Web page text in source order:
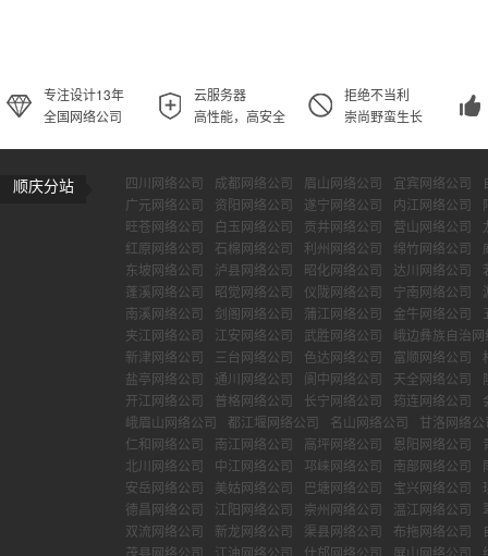
专注设计13年
全国网络公司
云服务器
高性能，高安全
拒绝不当利
崇尚野蛮生长
顺庆分站 四川网络公司 成都网络公司 眉山网络公司 宜宾网络公司
广元网络公司
资阳网络公司 遂宁网络公司 内江网络公司
旺苍网络公司
白玉网络公司 贡井网络公司 营山网络公司
红原网络公司
石棉网络公司 利州网络公司 绵竹网络公司
东坡网络公司
泸县网络公司 昭化网络公司 达川网络公司
蓬溪网络公司
昭觉网络公司 仪陇网络公司 宁南网络公司
南溪网络公司
剑阁网络公司 蒲江网络公司 金牛网络公司
夹江网络公司
江安网络公司 武胜网络公司
峨边彝族自治网
新津网络公司
三台网络公司 色达网络公司 富顺网络公司
盐亭网络公司
通川网络公司 阆中网络公司 天全网络公司
开江网络公司
普格网络公司 长宁网络公司 筠连网络公司
峨眉山网络公司
都江堰网络公司 名山网络公司
甘洛网络公
仁和网络公司
南江网络公司 高坪网络公司 恩阳网络公司
北川网络公司
中江网络公司 邛崃网络公司 南部网络公司
安岳网络公司
美姑网络公司 巴塘网络公司 宝兴网络公司
德昌网络公司
江阳网络公司 崇州网络公司 温江网络公司
双流网络公司
新龙网络公司 渠县网络公司 布拖网络公司